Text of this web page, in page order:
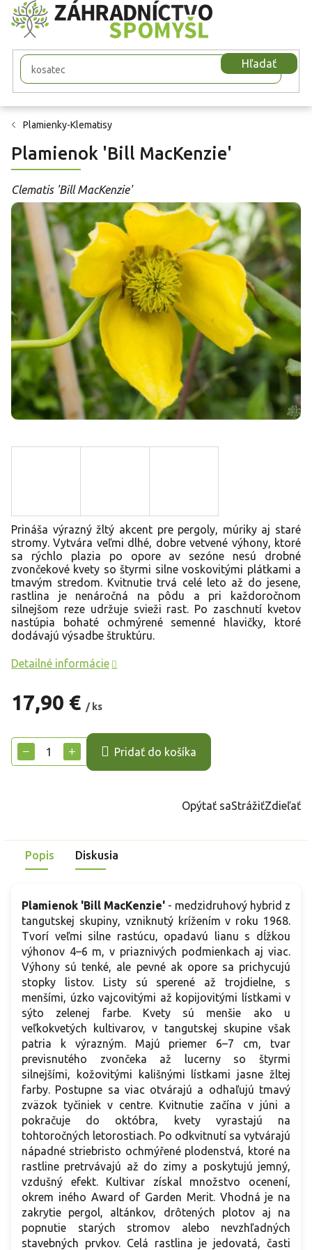
Prejsť
na
obsah
Hľadať
Plamienky-Klematisy
Plamienok 'Bill MacKenzie'
Clematis 'Bill MacKenzie'
17,90 € / ks
cena:
+
− Pridať do košíka
Prináša výrazný žltý akcent pre pergoly, múriky aj staré
stromy. Vytvára veľmi dlhé, dobre vetvené výhony, ktoré
sa rýchlo plazia po opore av sezóne nesú drobné
zvončekové kvety so štyrmi silne voskovitými plátkami a
tmavým stredom. Kvitnutie trvá celé leto až do jesene,
rastlina je nenáročná na pôdu a pri každoročnom
silnejšom reze udržuje svieži rast. Po zaschnutí kvetov
nastúpia bohaté ochmýrené semenné hlavičky, ktoré
dodávajú výsadbe štruktúru.
Detailné informácie
Opýtať saStrážiťZdieľať
Popis Diskusia
Plamienok 'Bill MacKenzie' - medzidruhový hybrid z
tangutskej skupiny, vzniknutý krížením v roku 1968.
Tvorí veľmi silne rastúcu, opadavú lianu s dĺžkou
výhonov 4–6 m, v priaznivých podmienkach aj viac.
Výhony sú tenké, ale pevné ak opore sa prichycujú
stopky listov. Listy sú sperené až trojdielne, s
menšími, úzko vajcovitými až kopijovitými lístkami v
sýto zelenej farbe. Kvety sú menšie ako u
veľkokvetých kultivarov, v tangutskej skupine však
patria k výrazným. Majú priemer 6–7 cm, tvar
previsnutého zvončeka až lucerny so štyrmi
silnejšími, kožovitými kališnými lístkami jasne žltej
farby. Postupne sa viac otvárajú a odhaľujú tmavý
zväzok tyčiniek v centre. Kvitnutie začína v júni a
pokračuje do októbra, kvety vyrastajú na
tohtoročných letorostiach. Po odkvitnutí sa vytvárajú
nápadné striebristo ochmýřené plodenstvá, ktoré na
rastline pretrvávajú až do zimy a poskytujú jemný,
vzdušný efekt. Kultivar získal množstvo ocenení,
okrem iného Award of Garden Merit. Vhodná je na
zakrytie pergol, altánkov, drôtených plotov aj na
popnutie starých stromov alebo nevzhľadných
stavebných prvkov. Celá rastlina je jedovatá, časti